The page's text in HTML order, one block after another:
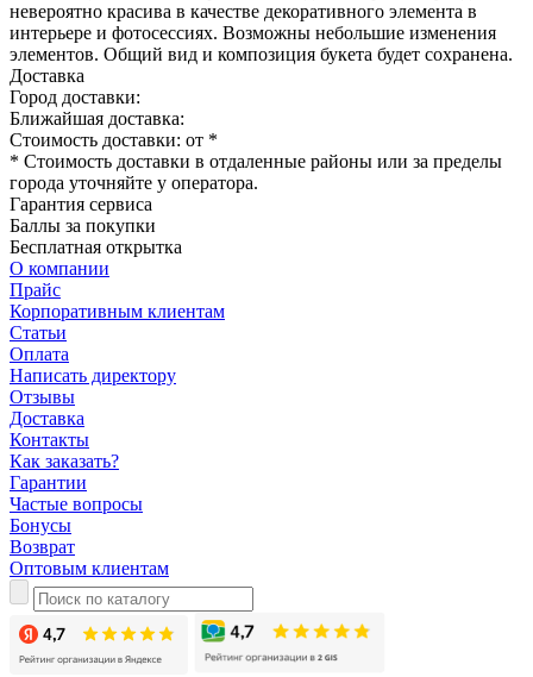
невероятно красива в качестве декоративного элемента в
интерьере и фотосессиях. Возможны небольшие изменения
элементов. Общий вид и композиция букета будет сохранена.
Доставка
Город доставки:
Ближайшая доставка:
Стоимость доставки: от *
* Стоимость доставки в отдаленные районы или за пределы
города уточняйте у оператора.
Гарантия сервиса
Баллы за покупки
Бесплатная открытка
О компании
Прайс
Корпоративным клиентам
Статьи
Оплата
Написать директору
Отзывы
Доставка
Контакты
Как заказать?
Гарантии
Частые вопросы
Бонусы
Возврат
Оптовым клиентам